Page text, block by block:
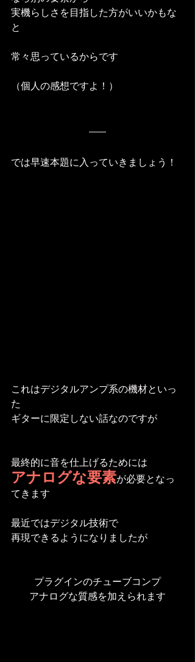
実機らしさを目指した方がいいかもな
と
常々思っているからです
（個人の感想ですよ！）
では早速本題に入っていきましょう！
これはデジタルアンプ系の機材といっ
た
ギターに限定しない話なのですが
最終的に音を仕上げるためには
アナログな要素が必要となっ
てきます
最近ではデジタル技術で
再現できるようになりましたが
プラグインのチューブコンプ
アナログな質感を加えられます